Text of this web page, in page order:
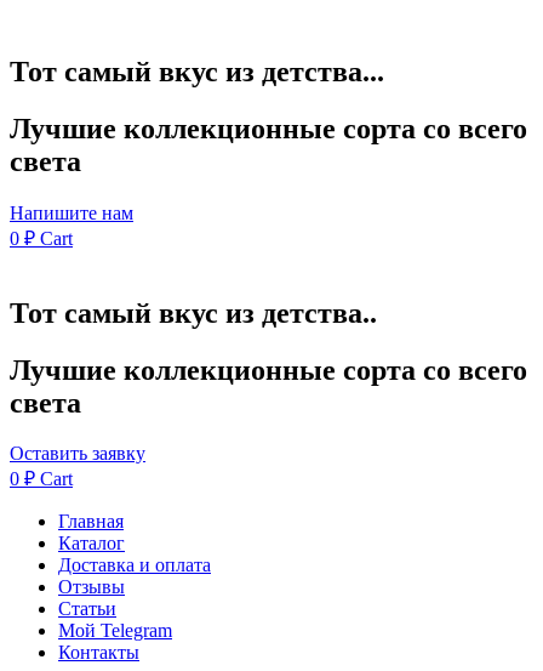
Тот самый вкус из детства...
Лучшие коллекционные сорта со всего
света
Напишите нам
0 ₽ Cart
Тот самый вкус из детства..
Лучшие коллекционные сорта со всего
света
Оставить заявку
0 ₽ Cart
Главная
Каталог
Доставка и оплата
Отзывы
Статьи
Мой Telegram
Контакты